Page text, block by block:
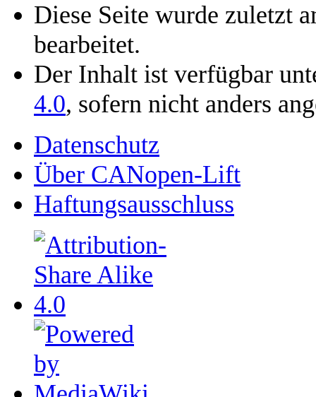
Diese Seite wurde zuletzt
bearbeitet.
Der Inhalt ist verfügbar
4.0, sofern nicht anders
Datenschutz
Über CANopen-Lift
Haftungsausschluss